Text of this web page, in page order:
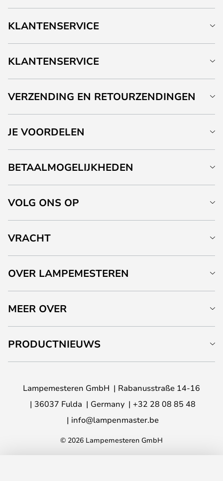
KLANTENSERVICE
KLANTENSERVICE
VERZENDING EN RETOURZENDINGEN
JE VOORDELEN
BETAALMOGELIJKHEDEN
VOLG ONS OP
VRACHT
OVER LAMPEMESTEREN
MEER OVER
PRODUCTNIEUWS
Lampemesteren GmbH
Rabanusstraße 14-16
36037 Fulda
Germany
+32 28 08 85 48
info@lampenmaster.be
© 2026 Lampemesteren GmbH